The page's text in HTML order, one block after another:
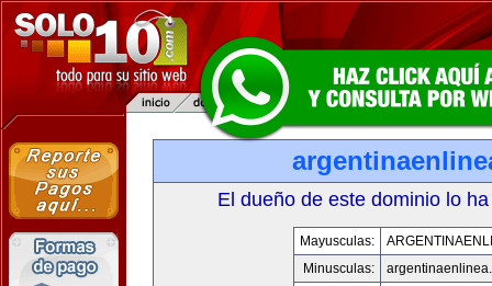
El dueño de este dominio lo
Mayusculas:
Minusculas: